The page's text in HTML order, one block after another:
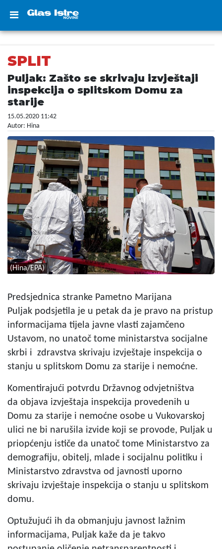
SPLIT
Puljak: Zašto se skrivaju izvještaji
inspekcija o splitskom Domu za
starije
15.05.2020 11:42
Autor: Hina
(Hina/EPA)
Predsjednica stranke Pametno Marijana
Puljak podsjetila je u petak da je pravo na pristup
informacijama tijela javne vlasti zajamčeno
Ustavom, no unatoč tome ministarstva socijalne
skrbi i zdravstva skrivaju izvještaje inspekcija o
stanju u splitskom Domu za starije i nemoćne.
Komentirajući potvrdu Državnog odvjetništva
da objava izvještaja inspekcija provedenih u
Domu za starije i nemoćne osobe u Vukovarskoj
ulici ne bi narušila izvide koji se provode, Puljak u
priopćenju ističe da unatoč tome Ministarstvo za
demografiju, obitelj, mlade i socijalnu politiku i
Ministarstvo zdravstva od javnosti uporno
skrivaju izvještaje inspekcija o stanju u splitskom
domu.
Optužujući ih da obmanjuju javnost lažnim
informacijama, Puljak kaže da je takvo